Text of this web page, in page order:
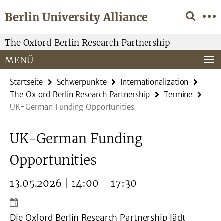
direkt
Inhalt
Berlin University Alliance
Service-
Navigation
The Oxford Berlin Research Partnership
MENÜ
Startseite Schwerpunkte
Internationalization
The Oxford Berlin Research Partnership
Termine
UK-German Funding Opportunities
UK-German Funding
Opportunities
13.05.2026 | 14:00 - 17:30
Die Oxford Berlin Research Partnership lädt